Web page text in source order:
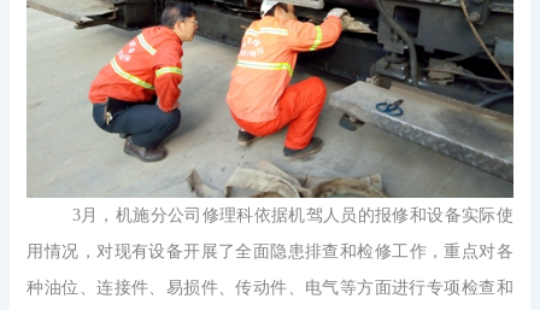
3月，机施分公司 修理科依据机驾人员的报修和设备实际使
用情况，对现有设备开展了全面 隐患排查和检修 工作，重点对各
种油位、连接件、易损件、传动件、电气等方面进行专项 检查和